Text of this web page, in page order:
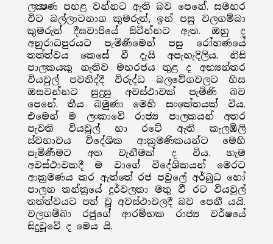
ලක්‍ෂණ පහළ වන්නට ඇති බව පෙනේ. සමහර
විට බල්ලාටනාග කුමරුත්, ඉන් පසු වලගම්බා
කුමරුත් දීඝවාපියේ සිටින්නට ඇත. ඔහු ද
අනුරාධපුරයට පැමිණීමෙන් පසු රෝහණයේ
තත්ත්වය කෙසේ වී දැයි අපැහැදිලිය. නිසි
පාලකයකු නැතිව මහරජය තුළ ද අභ්‍යන්තර
වියවුල් පවතිද්දී විරුද්ධ බලවේගවලට හිස
ඔසවන්නට සුදුසු අවස්ථාවක් පැමිණි බව
පෙනේ. තීය බමුණා මෙහි සංකේතයක් විය.
එමෙන් ම ලංකාවේ රාජ්‍ය පාලකයන් අතර
පැවති වියවුල් හා රටේ ඇති කැලඹිලි
ස්වභාවය විදේශික ආක්‍රමණිකයන්ට මෙහි
පැමිණීමට අත වැනීමක් ද විය. හැම
අවස්ථාවකදී ම වාගේ විදේශිකයන් මෙරට
ආක්‍රමණය කර ඇත්තේ රජ පවුලේ අර්බුධ හෝ
පාලන තන්ත්‍රයේ දුර්වලතා මතු වී රට වියවුල්
තත්ත්වයට පත් වූ අවස්ථාවලදී බව පෙනී යයි.
වලගම්බා රජුගේ ආරම්භක රාජ්‍ය වර්ෂයේ
සිදුවූවේ ද මෙය යි.